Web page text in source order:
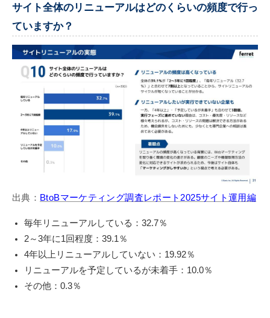
サイト全体のリニューアルはどのくらいの頻度で行っ
ていますか？
出典： BtoBマーケティング調査レポート2025サイト運用編
毎年リニューアルしている：32.7％
2～3年に1回程度：39.1％
4年以上リニューアルしていない：19.92％
リニューアルを予定しているが未着手：10.0％
その他：0.3％